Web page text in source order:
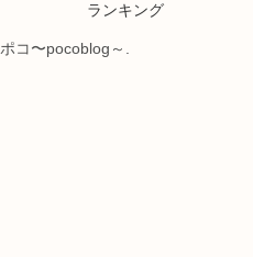
ランキング
コ〜pocoblog～.